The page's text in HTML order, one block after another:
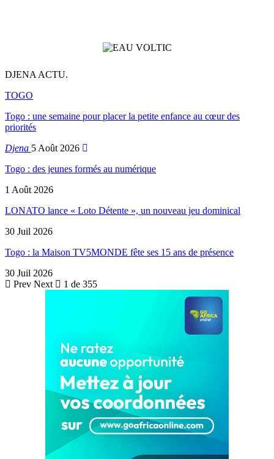
DJENA ACTU.
TOGO
Togo : une semaine pour placer la petite enfance au cœur des
priorités
Djena 5 Août 2026
Togo : des jeunes formés au numérique
1 Août 2026
LONATO lance « Loto Détente », un nouveau jeu dominical
30 Juil 2026
Togo : la Maison TV5MONDE fête ses 15 ans de présence
30 Juil 2026
Prev Next 1 de 355